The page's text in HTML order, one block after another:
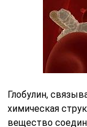
Глобулин,
химическая
вещество